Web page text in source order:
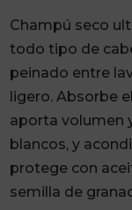
Champú seco
todo tipo de
peinado entre
ligero. Absorbe
aporta volumen
blancos, y
protege con
semilla de